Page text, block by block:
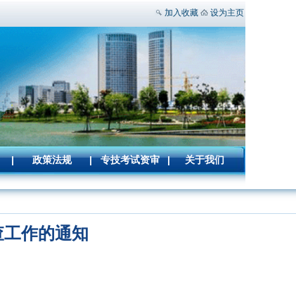
加入收藏 设为主页
| 政策法规 | 专技考试资审 | 关于我们
作的通知